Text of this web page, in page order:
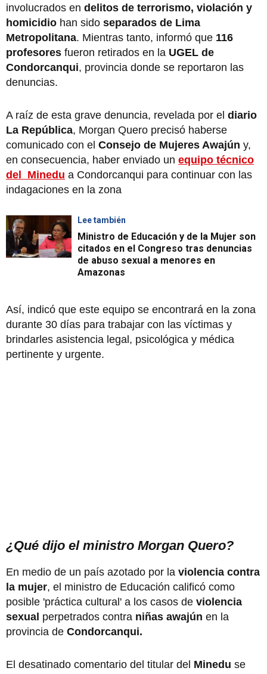
involucrados en delitos de terrorismo, violación y
homicidio han sido separados de Lima
Metropolitana. Mientras tanto, informó que 116
profesores fueron retirados en la UGEL de
Condorcanqui, provincia donde se reportaron las
denuncias.
A raíz de esta grave denuncia, revelada por el diario
La República, Morgan Quero precisó haberse
comunicado con el Consejo de Mujeres Awajún y,
en consecuencia, haber enviado un equipo técnico
del Minedu a Condorcanqui para continuar con las
indagaciones en la zona
Lee también
Ministro de Educación y de la Mujer son
citados en el Congreso tras denuncias
de abuso sexual a menores en
Amazonas
Así, indicó que este equipo se encontrará en la zona
durante 30 días para trabajar con las víctimas y
brindarles asistencia legal, psicológica y médica
pertinente y urgente.
¿Qué dijo el ministro Morgan Quero?
En medio de un país azotado por la violencia contra
la mujer, el ministro de Educación calificó como
posible 'práctica cultural' a los casos de violencia
sexual perpetrados contra niñas awajún en la
provincia de Condorcanqui.
El desatinado comentario del titular del Minedu se